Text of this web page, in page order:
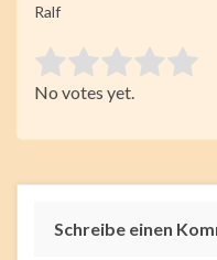
Ralf
Rate this item:
Submit Rating
No votes yet.
Schreibe einen